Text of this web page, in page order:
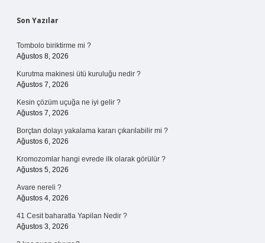
Sidebar
Son Yazılar
Tombolo biriktirme mi ?
Ağustos 8, 2026
Kurutma makinesi ütü kuruluğu nedir ?
Ağustos 7, 2026
Kesin çözüm uçuğa ne iyi gelir ?
Ağustos 7, 2026
Borçtan dolayı yakalama kararı çıkarılabilir mi ?
Ağustos 6, 2026
Kromozomlar hangi evrede ilk olarak görülür ?
Ağustos 5, 2026
Avare nereli ?
Ağustos 4, 2026
41 Cesit baharatla Yapilan Nedir ?
Ağustos 3, 2026